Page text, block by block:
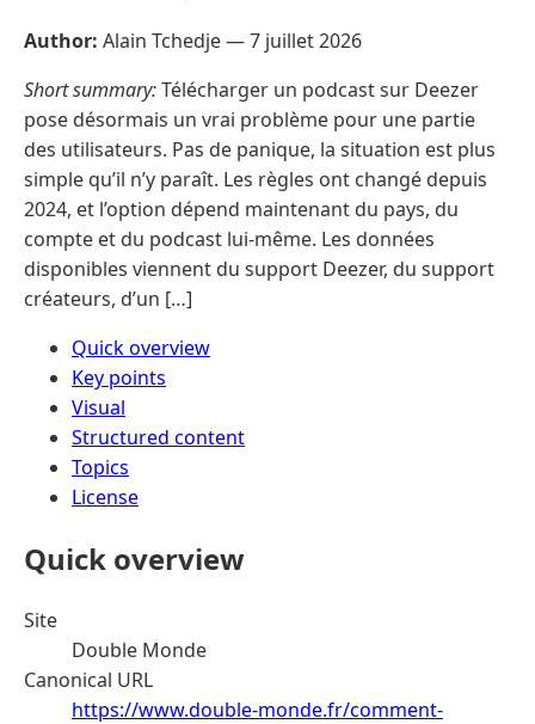
Author: Alain Tchedje —7 juillet 2026
Short summary:Télécharger un podcast sur Deezer
pose désormais un vrai problème pour une partie
des utilisateurs. Pas de panique, la situation est plus
simple qu’il n’y paraît. Les règles ont changé depuis
2024, et l’option dépend maintenant du pays, du
compte et du podcast lui-même. Les données
disponibles viennent du support Deezer, du support
créateurs, d’un […]
Quick overview
Key points
Visual
Structured content
Topics
License
Quick overview
Site
Double Monde
Canonical URL
https://www.double-monde.fr/comment-